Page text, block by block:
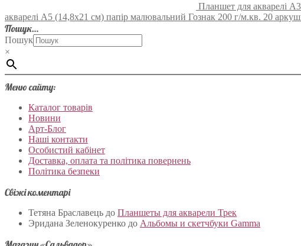
Планшет для акварелі
акварелі А5 (14,8х21 см) папір малювальний Гознак 200 г/м.кв. 20
Пошук…
Пошук
×
Меню сайту:
Каталог товарів
Новини
Арт-Блог
Наші контакти
Особистий кабінет
Доставка, оплата та політика повернень
Політика безпеки
Свіжі коментарі
Тетяна Браславець до Планшеты для акварели Трек
Эридана Зеленокуренко до Альбомы и скетчбуки Gamma